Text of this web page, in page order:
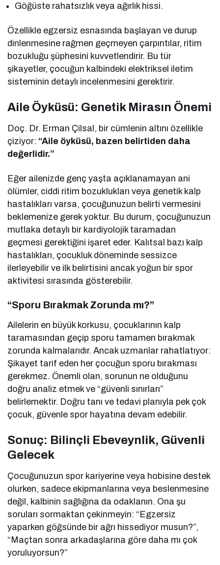
Göğüste rahatsızlık veya ağırlık hissi.
Özellikle egzersiz esnasında başlayan ve durup
dinlenmesine rağmen geçmeyen çarpıntılar, ritim
bozukluğu şüphesini kuvvetlendirir. Bu tür
şikayetler, çocuğun kalbindeki elektriksel iletim
sisteminin detaylı incelenmesini gerektirir.
Aile Öyküsü: Genetik Mirasın Önemi
Doç. Dr. Erman Çilsal, bir cümlenin altını özellikle
çiziyor: “Aile öyküsü, bazen belirtiden daha
değerlidir.”
Eğer ailenizde genç yaşta açıklanamayan ani
ölümler, ciddi ritim bozuklukları veya genetik kalp
hastalıkları varsa, çocuğunuzun belirti vermesini
beklemenize gerek yoktur. Bu durum, çocuğunuzun
mutlaka detaylı bir kardiyolojik taramadan
geçmesi gerektiğini işaret eder. Kalıtsal bazı kalp
hastalıkları, çocukluk döneminde sessizce
ilerleyebilir ve ilk belirtisini ancak yoğun bir spor
aktivitesi sırasında gösterebilir.
“Sporu Bırakmak Zorunda mı?”
Ailelerin en büyük korkusu, çocuklarının kalp
taramasından geçip sporu tamamen bırakmak
zorunda kalmalarıdır. Ancak uzmanlar rahatlatıyor:
Şikayet tarif eden her çocuğun sporu bırakması
gerekmez. Önemli olan, sorunun ne olduğunu
doğru analiz etmek ve “güvenli sınırları”
belirlemektir. Doğru tanı ve tedavi planıyla pek çok
çocuk, güvenle spor hayatına devam edebilir.
Sonuç: Bilinçli Ebeveynlik, Güvenli
Gelecek
Çocuğunuzun spor kariyerine veya hobisine destek
olurken, sadece ekipmanlarına veya beslenmesine
değil, kalbinin sağlığına da odaklanın. Ona şu
soruları sormaktan çekinmeyin: “Egzersiz
yaparken göğsünde bir ağrı hissediyor musun?”,
“Maçtan sonra arkadaşlarına göre daha mı çok
yoruluyorsun?”